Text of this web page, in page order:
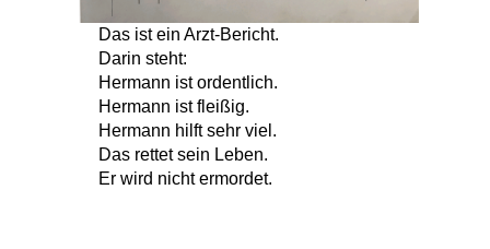
Das ist ein Arzt-Bericht.
Darin steht:
Hermann ist ordentlich.
Hermann ist fleißig.
Hermann hilft sehr viel.
Das rettet sein Leben.
Er wird nicht ermordet.